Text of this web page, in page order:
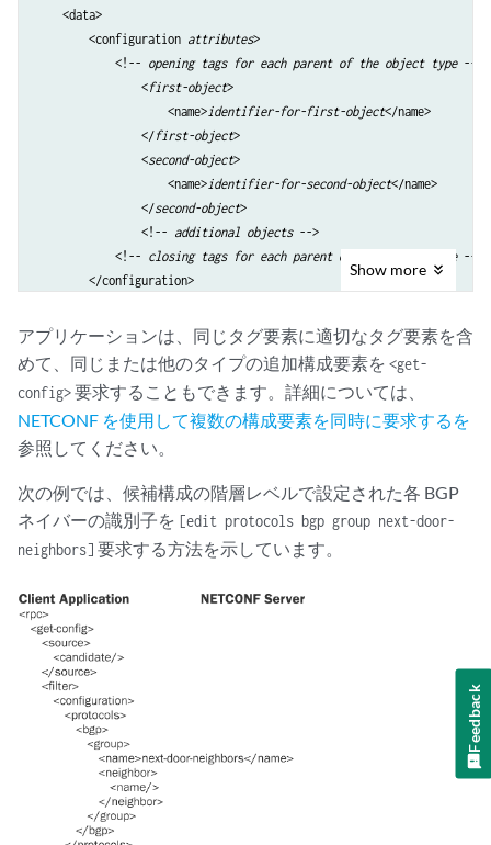
    <data>
        <configuration
attributes>
            <!--
opening tags for each parent of the object type -->
                <
first-object>
                    <name>
identifier-for-first-object</name>
                </
first-object>
                <
second-object>
                    <name>
identifier-for-second-object</name>
                </
second-object>
                <!--
additional objects -->
            <!--
closing tags for each parent of the object type -->
        </configuration>
</rpc-reply>
Show more
アプリケーションは、同じタグ要素に適切なタグ要素を含
めて、同じまたは他のタイプの追加構成要素を <get-
config>要求することもできます。詳細については、
NETCONF を使用して複数の構成要素を同時に要求するを
参照してください。
次の例では、候補構成の階層レベルで設定された各 BGP
ネイバーの識別子を [edit protocols bgp group next-door-
neighbors] 要求する方法を示しています。
Feedback